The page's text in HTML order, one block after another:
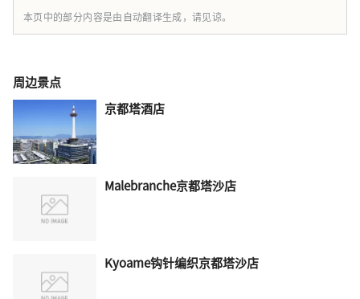
本页中的部分内容是由自动翻译生成，请见谅。
周边景点
京都塔酒店
Malebranche京都塔沙店
Kyoame钩针编织京都塔沙店